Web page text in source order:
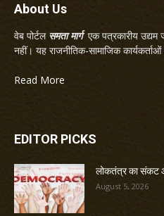
About Us
वेब पोर्टल समता मार्गएक पत्रकारीय उद्यम
नहीं। यह राजनीतिक-सामाजिक
Read More
EDITOR PICKS
लोकतंत्र का संकट
August 5, 2026